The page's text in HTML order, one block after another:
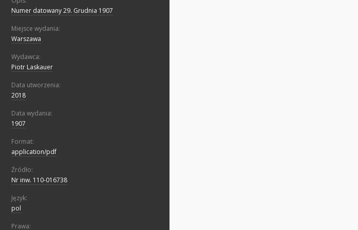
Numer datowany 29. Grudnia 1907
Miejsce wydania:
Warszawa
Wydawca:
Piotr Laskauer
Data utworzenia:
2018
Data wydania:
1907
Format:
application/pdf
Źródło:
Nr inw. 110-016738
Język:
pol
Prawa: